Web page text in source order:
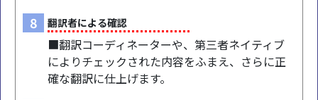
8 翻訳者による確認
■翻訳コーディネーターや、第三者ネイティブ
によりチェックされた内容をふまえ、さらに正
確な翻訳に仕上げます。